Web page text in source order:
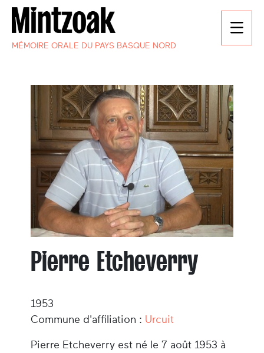
MÉMOIRE ORALE DU PAYS BASQUE NORD
Pierre Etcheverry
1953
Commune d'affiliation : Urcuit
Pierre Etcheverry est né le 7 août 1953 à